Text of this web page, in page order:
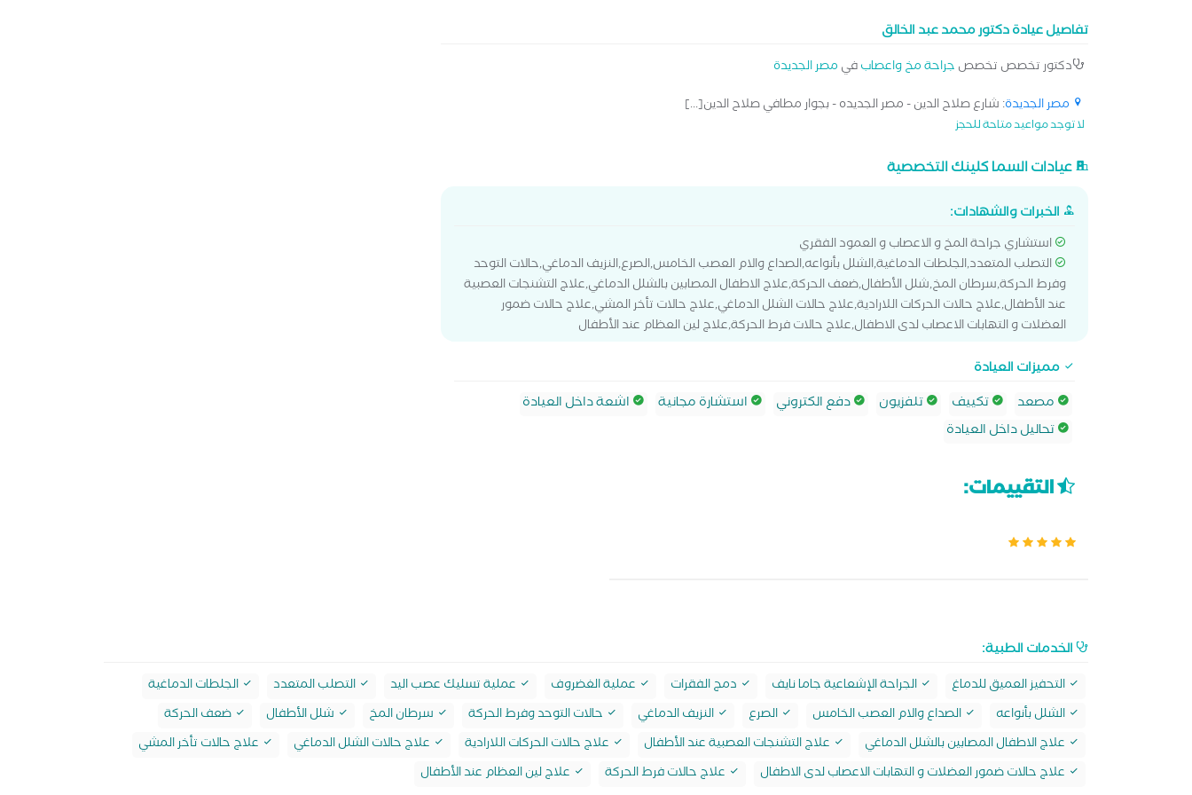
تفاصيل عيادة دكتور محمد عبد الخالق
دكتور تخصص تخصص جراحة مخ واعصابفي مصر الجديدة
مصر الجديدة: شارع صلاح الدين - مصر الجديده - بجوار مطافي صلاح الدين[...]
لا توجد مواعيد متاحة للحجز
عيادات السما كلينك التخصصية
الخبرات والشهادات:
استشاري جراحة المخ و الاعصاب و العمود الفقري
التصلب المتعدد,الجلطات الدماغية,الشلل بأنواعه,الصداع والام العصب الخامس,الصرع,النزيف الدماغي,حالات التوحد
وفرط الحركة,سرطان المخ,شلل الأطفال,ضعف الحركة,علاج الاطفال المصابين بالشلل الدماغي,علاج التشنجات العصبية
عند الأطفال,علاج حالات الحركات اللارادية,علاج حالات الشلل الدماغي,علاج حالات تأخر المشي,علاج حالات ضمور
العضلات و التهابات الاعصاب لدى الاطفال,علاج حالات فرط الحركة,علاج لين العظام عند الأطفال
مميزات العيادة
مصعد
تكييف تلفزيون دفع الكتروني استشارة مجانية
اشعة داخل العيادة
تحاليل داخل العيادة
التقييمات:
الخدمات الطبية:
التحفيز العميق للدماغ الجراحة الإشعاعية جاما نايف دمج الفقرات عملية الغضروف عملية تسليك عصب اليد التصلب المتعدد
الجلطات الدماغية
الشلل بأنواعه
الصداع والام العصب الخامس الصرع النزيف الدماغي حالات التوحد وفرط الحركة سرطان المخ شلل الأطفال
ضعف الحركة
علاج الاطفال المصابين بالشلل الدماغي
علاج التشنجات العصبية عند الأطفال علاج حالات الحركات اللارادية علاج حالات الشلل الدماغي
علاج حالات تأخر المشي
علاج حالات ضمور العضلات و التهابات الاعصاب لدى الاطفال
علاج حالات فرط الحركة علاج لين العظام عند الأطفال